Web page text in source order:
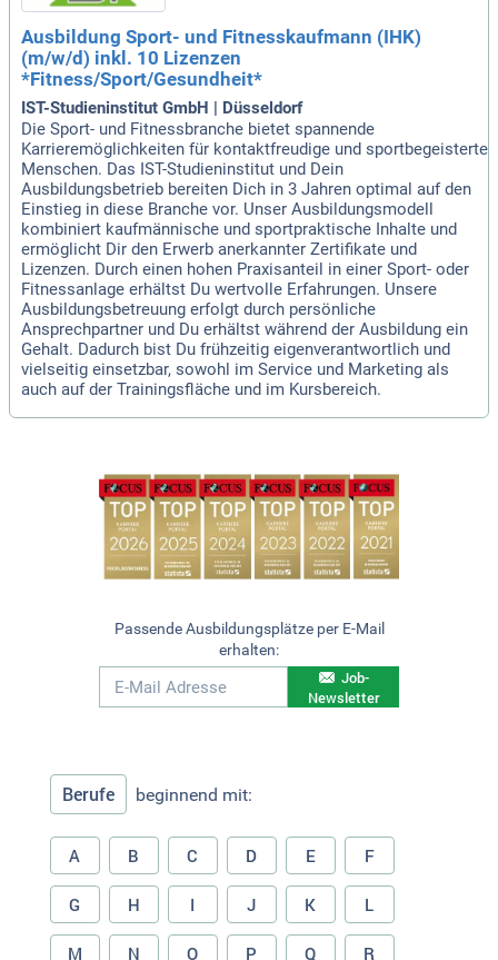
Ausbildung Sport- und Fitnesskaufmann (IHK)
(m/w/d) inkl. 10 Lizenzen
*Fitness/Sport/Gesundheit*
IST-Studieninstitut GmbH | Düsseldorf
Die Sport- und Fitnessbranche bietet spannende
Karrieremöglichkeiten für kontaktfreudige und sportbegeisterte
Menschen. Das IST-Studieninstitut und Dein
Ausbildungsbetrieb bereiten Dich in 3 Jahren optimal auf den
Einstieg in diese Branche vor. Unser Ausbildungsmodell
kombiniert kaufmännische und sportpraktische Inhalte und
ermöglicht Dir den Erwerb anerkannter Zertifikate und
Lizenzen. Durch einen hohen Praxisanteil in einer Sport- oder
Fitnessanlage erhältst Du wertvolle Erfahrungen. Unsere
Ausbildungsbetreuung erfolgt durch persönliche
Ansprechpartner und Du erhältst während der Ausbildung ein
Gehalt. Dadurch bist Du frühzeitig eigenverantwortlich und
vielseitig einsetzbar, sowohl im Service und Marketing als
auch auf der Trainingsfläche und im Kursbereich.
Passende Ausbildungsplätze per E-Mail
erhalten:
Job-
Newsletter
Berufe beginnend mit:
A B C D E F
G H I J K L
M N O P Q R